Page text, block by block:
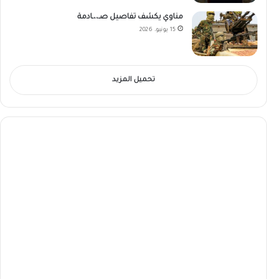
مناوي يكشف تفاصيل صـ،،ـادمة
15 يونيو، 2026
تحميل المزيد